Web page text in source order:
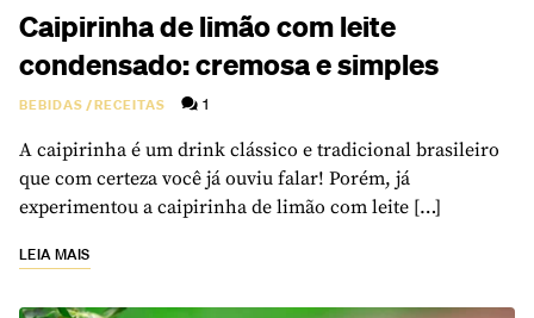
Caipirinha de limão com leite
condensado: cremosa e simples
BEBIDAS/RECEITAS 1
A caipirinha é um drink clássico e tradicional brasileiro
que com certeza você já ouviu falar! Porém, já
experimentou a caipirinha de limão com leite […]
LEIA MAIS